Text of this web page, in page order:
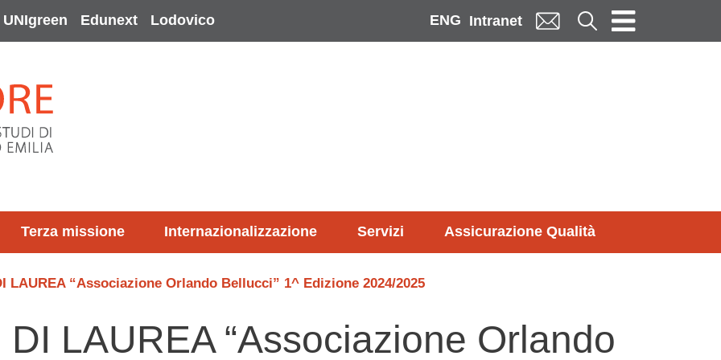
UNIgreen Edunext Lodovico ENG Intranet Cerca
Terza missione Internazionalizzazione Servizi Assicurazione Qualità
LAUREA “Associazione Orlando Bellucci” 1^ Edizione 2024/2025
LAUREA “Associazione Orlando